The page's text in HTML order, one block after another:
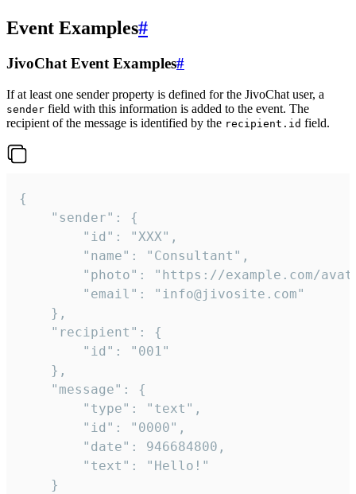
Event Examples#
JivoChat Event Examples#
If at least one sender property is defined for the JivoChat user, a
sender field with this information is added to the event. The
recipient of the message is identified by the recipient.id field.
{